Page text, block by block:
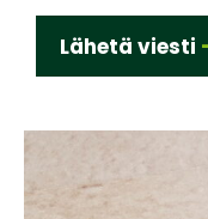
Lähetä viesti